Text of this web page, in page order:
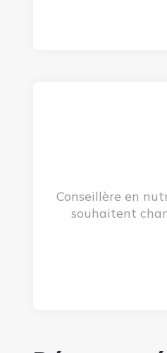
Conseillère en
souhaitent